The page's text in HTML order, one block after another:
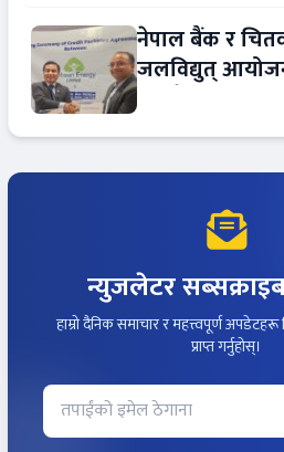
नेपाल बैंक र
जलविद्युत्
न्युजलेटर
हाम्रो दैनिक समाचार र महत्त्वपूर्ण
प्राप्त गर्नुहोस्।